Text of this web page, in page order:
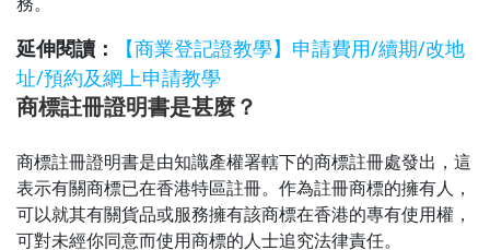
延伸閱讀：
【商業登記證教學】申請費用/續期/改地
址/預約及網上申請教學
商標註冊證明書是甚麼？
商標註冊證明書是由知識產權署轄下的商標註冊處發出，這
表示有關商標已在香港特區註冊。作為註冊商標的擁有人，
可以就其有關貨品或服務擁有該商標在香港的專有使用權，
可對未經你同意而使用商標的人士追究法律責任。